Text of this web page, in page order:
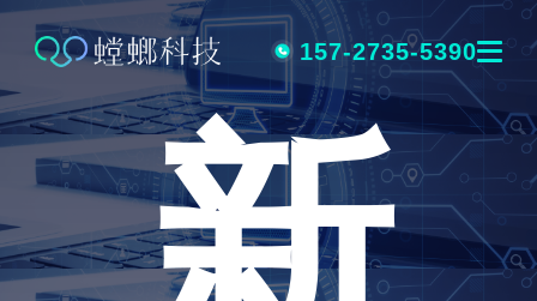
跳
内
容
157-2735-5390